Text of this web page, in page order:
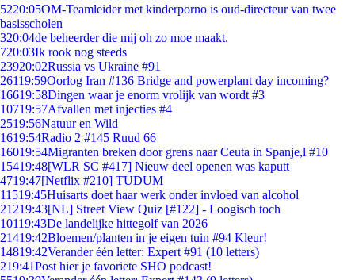
5220:05OM-Teamleider met kinderporno is oud-directeur van twee
basisscholen
320:04de beheerder die mij oh zo moe maakt.
720:03Ik rook nog steeds
23920:02Russia vs Ukraine #91
26119:59Oorlog Iran #136 Bridge and powerplant day incoming?
16619:58Dingen waar je enorm vrolijk van wordt #3
10719:57Afvallen met injecties #4
2519:56Natuur en Wild
1619:54Radio 2 #145 Ruud 66
16019:54Migranten breken door grens naar Ceuta in Spanje,l #10
15419:48[WLR SC #417] Nieuw deel openen was kaputt
4719:47[Netflix #210] TUDUM
11519:45Huisarts doet haar werk onder invloed van alcohol
21219:43[NL] Street View Quiz [#122] - Loogisch toch
10119:43De landelijke hittegolf van 2026
21419:42Bloemen/planten in je eigen tuin #94 Kleur!
14819:42Verander één letter: Expert #91 (10 letters)
219:41Post hier je favoriete SHO podcast!